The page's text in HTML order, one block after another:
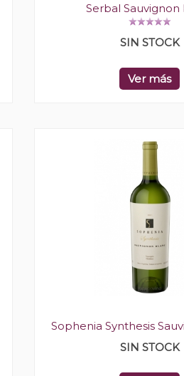
Serbal Sauvignon
SIN STOCK
Ver más
Sophenia Synthesis
SIN STOCK